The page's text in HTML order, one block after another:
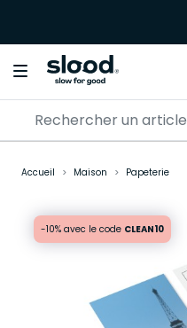
Accueil Maison Papeterie
-10% avec le code CLEAN10